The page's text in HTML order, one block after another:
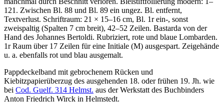
121 . Zwischen Bl. 88 und Bl. 89 ein ungez. Bl. entfernt,
Textverlust. Schriftraum: 21 × 15–16 cm, Bl. 1r ein-, sonst
zweispaltig (Spalten 7 cm breit), 42–52 Zeilen. Bastarda von der
Hand des Johannes Bertoldi. Rubriziert, rote und blaue Lombarden.
1r Raum über 17 Zeilen für eine Initiale (M) ausgespart. Zeigehände
u. a. ebenfalls rot und blau ausgemalt.
Pappdeckelband mit gebrochenem Rücken und
Kiebitzpapierüberzug des ausgehenden 18. oder frühen 19. Jh. wie
bei Cod. Guelf. 314 Helmst. aus der Werkstatt des Buchbinders
Anton Friedrich Wirck in Helmstedt.